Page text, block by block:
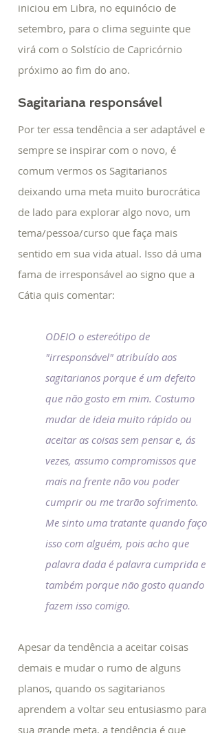
iniciou em Libra, no equinócio de
setembro, para o clima seguinte que
virá com o Solstício de Capricórnio
próximo ao fim do ano.
Sagitariana responsável
Por ter essa tendência a ser adaptável e
sempre se inspirar com o novo, é
comum vermos os Sagitarianos
deixando uma meta muito burocrática
de lado para explorar algo novo, um
tema/pessoa/curso que faça mais
sentido em sua vida atual. Isso dá uma
fama de irresponsável ao signo que a
Cátia quis comentar:
ODEIO o estereótipo de
"irresponsável" atribuído aos
sagitarianos porque é um defeito
que não gosto em mim. Costumo
mudar de ideia muito rápido ou
aceitar as coisas sem pensar e, ás
vezes, assumo compromissos que
mais na frente não vou poder
cumprir ou me trarão sofrimento.
Me sinto uma tratante quando faço
isso com alguém, pois acho que
palavra dada é palavra cumprida e
também porque não gosto quando
fazem isso comigo.
Apesar da tendência a aceitar coisas
demais e mudar o rumo de alguns
planos, quando os sagitarianos
aprendem a voltar seu entusiasmo para
sua grande meta, a tendência é que